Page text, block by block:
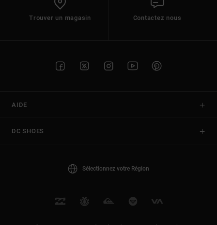
Trouver un magasin Contactez nous
AIDE
DC SHOES
Sélectionnez votre Région